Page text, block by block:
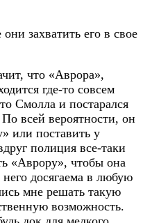
захватить его в свое
что «Аврора»,
где-то совсем
Смолла и постарался
По всей вероятности, он
или поставить у
полиция все-таки
«Аврору», чтобы она
досягаема в любую
мне решать такую
возможность.